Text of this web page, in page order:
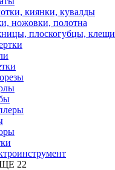
киянки, кувалды
ножовки, полотна
плоскогубцы, клещи
22